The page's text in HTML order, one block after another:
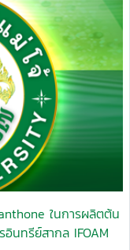
ในการผลิตต้น
นทรีย์สากล IFOAM